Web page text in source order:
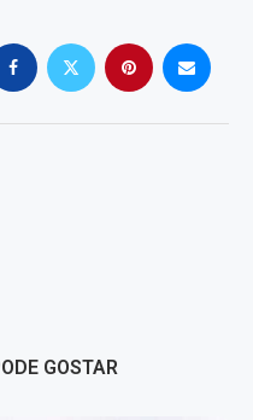
GOSTAR